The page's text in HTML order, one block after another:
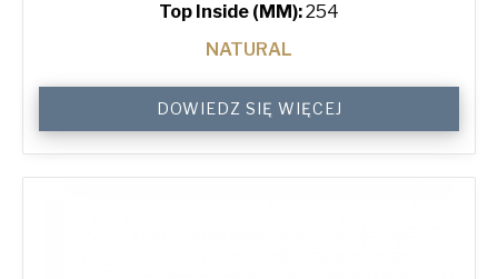
Top Inside (MM):254
NATURAL
Pizza
Tray
quantity
DOWIEDZ SIĘ WIĘCEJ